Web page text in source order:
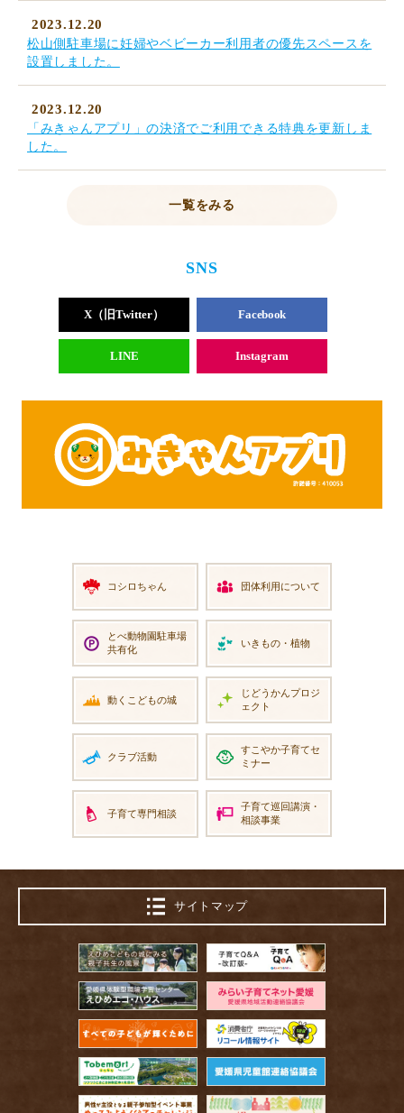
2023.12.20
松山側駐車場に妊婦やベビーカー利用者の優先スペースを
設置しました。
2023.12.20
「みきゃんアプリ」の決済でご利用できる特典を更新しま
した。
一覧をみる
SNS
X（旧Twitter） Facebook
LINE Instagram
コシロちゃん 団体利用について
とべ動物園駐車場
共有化
いきもの・植物
動くこどもの城
じどうかんプロジ
ェクト
クラブ活動
すこやか子育てセ
ミナー
子育て専門相談
子育て巡回講演・
相談事業
サイトマップ